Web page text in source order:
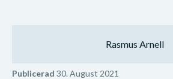
Rasmus Arnell
Publicerad 30. August 2021